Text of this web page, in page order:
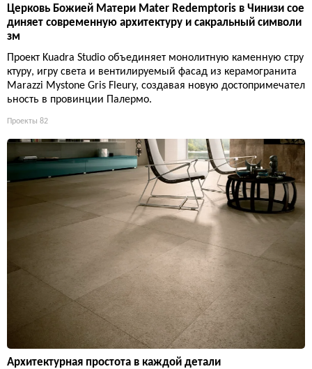
Церковь Божией Матери Mater Redemptoris в Чинизи сое
диняет современную архитектуру и сакральный символи
зм
Проект Kuadra Studio объединяет монолитную каменную стру
ктуру, игру света и вентилируемый фасад из керамогранита
Marazzi Mystone Gris Fleury, создавая новую достопримечател
ьность в провинции Палермо.
Проекты 82
Архитектурная простота в каждой детали